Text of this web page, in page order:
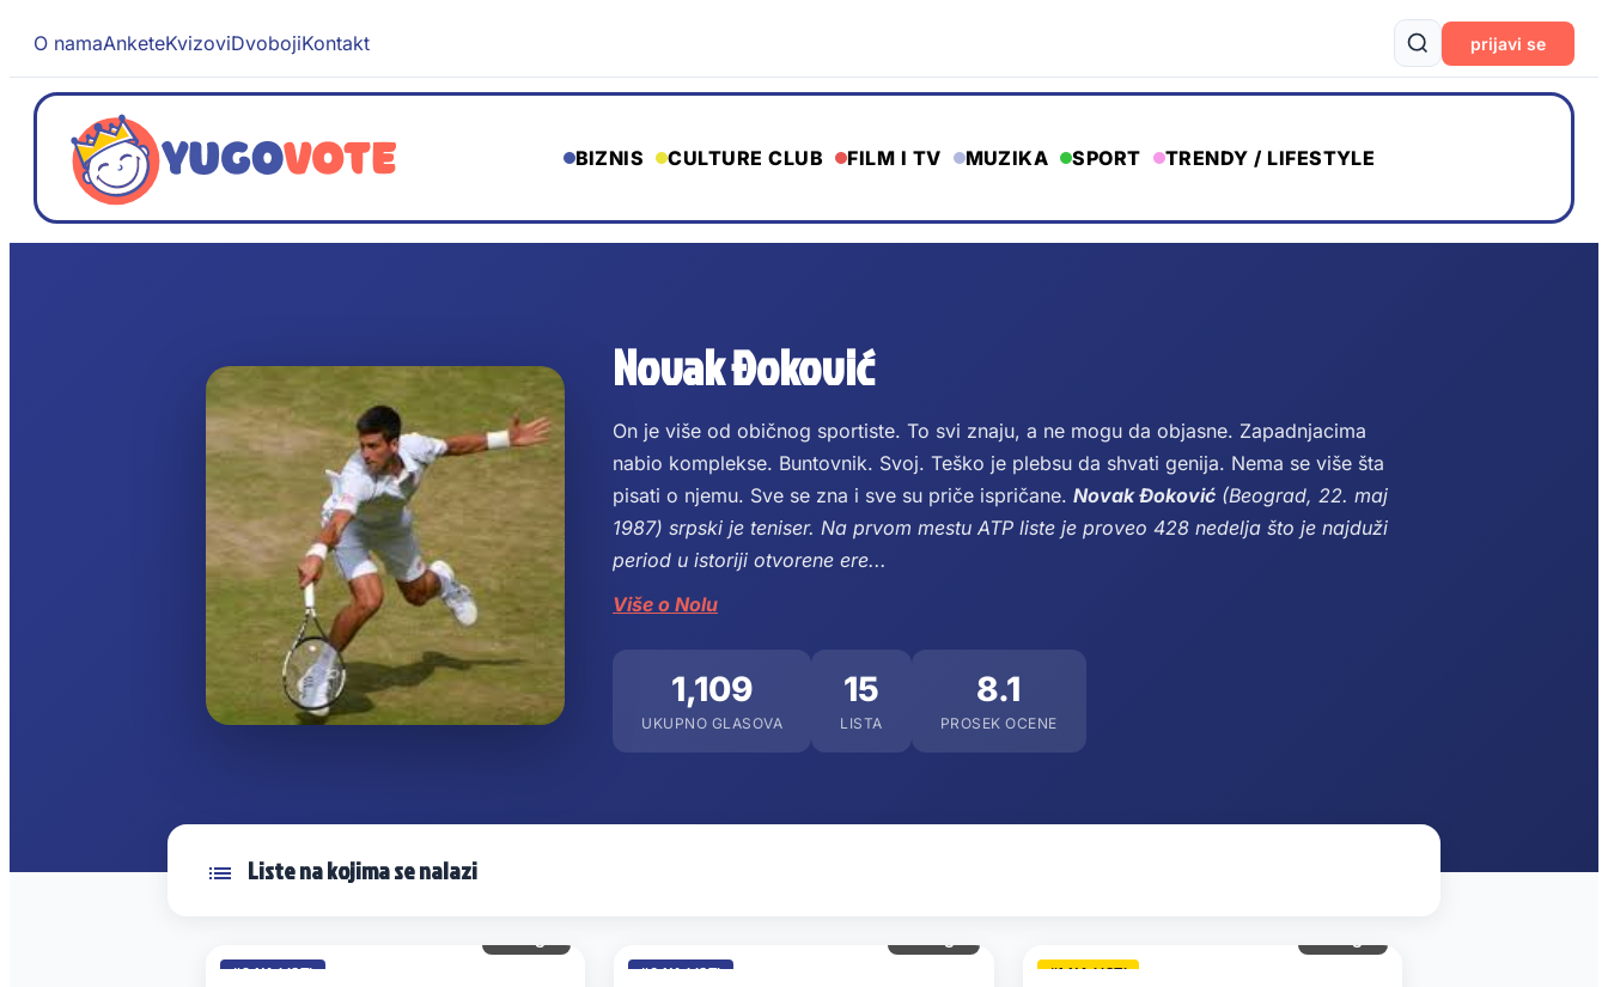
O namaAnketeKvizoviDvobojiKontakt prijavi se
BIZNIS CULTURE CLUB FILM I TV MUZIKA SPORT TRENDY / LIFESTYLE
Novak Đoković
On je više od običnog sportiste. To svi znaju, a ne mogu da objasne. Zapadnjacima
nabio komplekse. Buntovnik. Svoj. Teško je plebsu da shvati genija. Nema se više šta
pisati o njemu. Sve se zna i sve su priče ispričane. Novak Đoković (Beograd, 22. maj
1987) srpski je teniser. Na prvom mestu ATP liste je proveo 428 nedelja što je najduži
period u istoriji otvorene ere...
Više o Nolu
1,109
UKUPNO GLASOVA
15
LISTA
8.1
PROSEK OCENE
Liste na kojima se nalazi
#9 NA LISTI #6 NA LISTI #1 NA LISTI